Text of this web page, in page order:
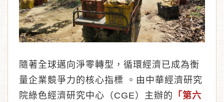
隨著全球邁向淨零轉型，循環經濟已成為衡
量企業競爭力的核心指標 。由中華經濟研究
院綠色經濟研究中心（CGE）主辦的
「第六